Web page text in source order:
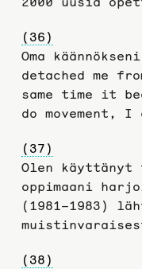
(36)
Oma
detached me
same time it
do movement, I
(37)
Olen
oppimaani
(1981–1983)
(38)